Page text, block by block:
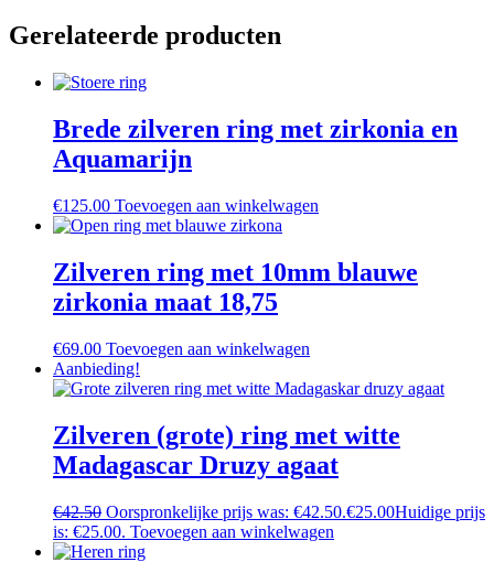
Gerelateerde producten
Brede zilveren ring met zirkonia en
Aquamarijn
€125.00 Toevoegen aan winkelwagen
Zilveren ring met 10mm blauwe
zirkonia maat 18,75
€69.00 Toevoegen aan winkelwagen
Aanbieding!
Zilveren (grote) ring met witte
Madagascar Druzy agaat
€42.50 Oorspronkelijke prijs was: €42.50.€25.00Huidige prijs
is: €25.00. Toevoegen aan winkelwagen